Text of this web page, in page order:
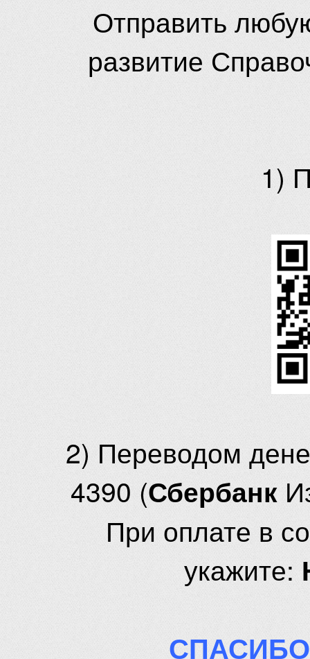
Отправить
развитие
1)
2) Переводом
4390 (Сбербанк
При оплате в
укажите: